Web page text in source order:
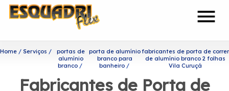
menu
Home Serviços
portas de
alumínio
branco
porta de alumínio
branco para
banheiro
fabricantes de porta de correr
de alumínio branco 2 folhas
Vila Curuçá
Fabricantes de Porta de